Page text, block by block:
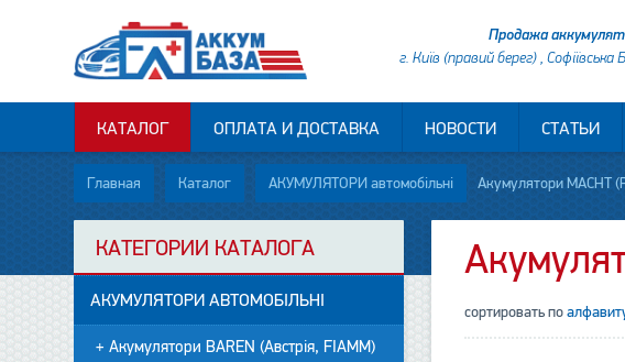
Продажа
г. Київ (правий берег) ,
КАТАЛОГ ОПЛАТА И ДОСТАВКА НОВОСТИ СТАТЬИ
Главная Каталог АКУМУЛЯТОРИ автомобільні Акумулятори MACHT
сортировать по
КАТЕГОРИИ КАТАЛОГА
АКУМУЛЯТОРИ АВТОМОБІЛЬНІ
+ Акумулятори BAREN (Австрія, FIAMM)